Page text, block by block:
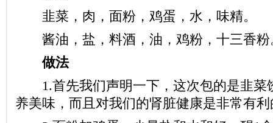
韭菜，肉，面粉，鸡蛋，水，味精。
酱油，盐，料酒，油，鸡粉，十三香粉
做法
1.首先我们声明一下，这次包的是韭菜
养美味，而且对我们的肾脏健康是非常有